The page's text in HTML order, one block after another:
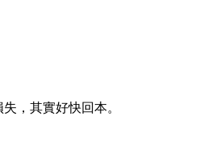
，其實好快回本。